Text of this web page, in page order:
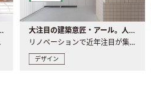
間取りと実例を徹底解説
るのは..
大注目の建築意匠・アール。人気の理由と空間に取り入れるポイント
リノベーションで近年注目が集まる建築意匠の一つであるアール..
デザイン